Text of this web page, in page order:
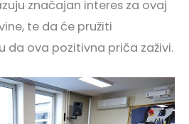
značajan interes za ovaj
te da će pružiti
da ova pozitivna priča zaživi.